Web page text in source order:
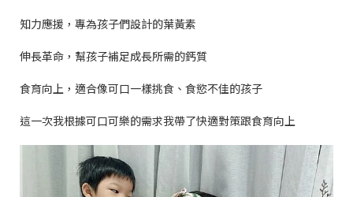
知力應援，專為孩子們設計的葉黃素
伸長革命，幫孩子補足成長所需的鈣質
食育向上，適合像可口一樣挑食、食慾不佳的孩子
這一次我根據可口可樂的需求我帶了快適對策跟食育向上